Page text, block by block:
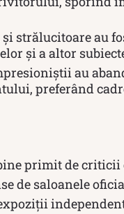
strălucitoare au
și a altor
au
preferând
primit de
de saloanele